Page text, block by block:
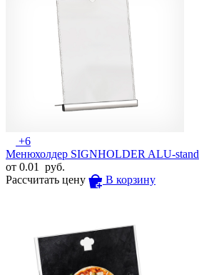
+6
Менюхолдер SIGNHOLDER ALU-stand
от 0.01
руб.
Рассчитать цену
В корзину